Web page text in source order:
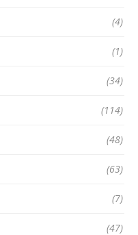
(4)
(1)
(34)
(114)
(48)
(63)
(7)
(47)